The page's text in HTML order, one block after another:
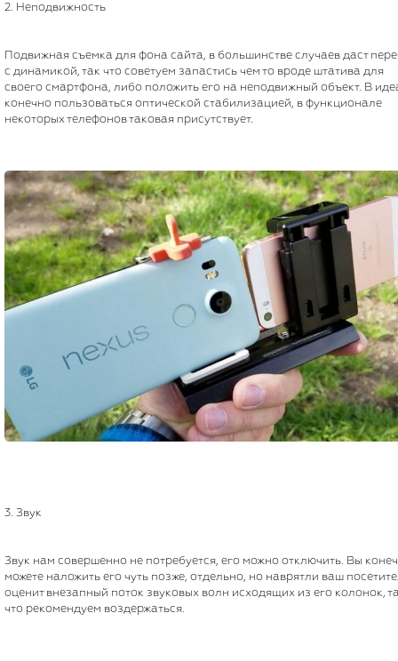
2. Неподвижность
Подвижная съемка для фона сайта, в большинстве случаев даст
с динамикой, так что советуем запастись чем то вроде штатива для
своего смартфона, либо положить его на неподвижный объект. В
конечно пользоваться оптической стабилизацией, в функционале
некоторых телефонов таковая присутствует.
3. Звук
Звук нам совершенно не потребуется, его можно отключить. Вы
можете наложить его чуть позже, отдельно, но наврятли ваш
оценит внезапный поток звуковых волн исходящих из его колонок,
что рекомендуем воздержаться.